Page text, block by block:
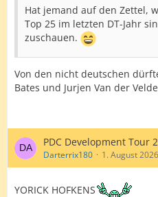
Hat jemand auf den Zettel,
Top 25 im letzten DT-Jahr
zuschauen.
Von den nicht deutschen
Bates und Jurjen Van der
PDC Development Tour
Darterrix180 1. August
YORICK HOFKENS